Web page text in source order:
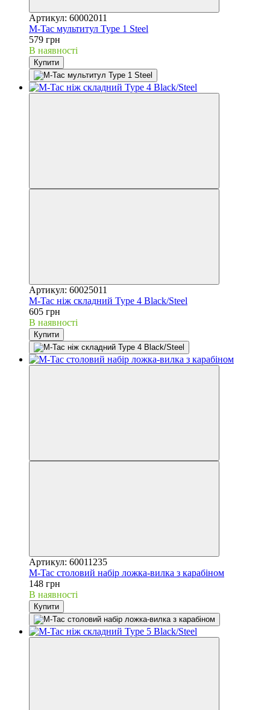
Артикул: 60002011
M-Tac мультитул Type 1 Steel
579 грн
В наявності
Купити
Артикул: 60025011
M-Tac ніж складний Type 4 Black/Steel
605 грн
В наявності
Купити
Артикул: 60011235
M-Tac столовий набір ложка-вилка з карабіном
148 грн
В наявності
Купити